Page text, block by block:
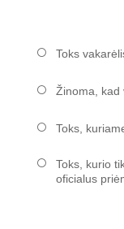
Toks
Žinoma, kad
Toks,
Toks, kurio
oficialus